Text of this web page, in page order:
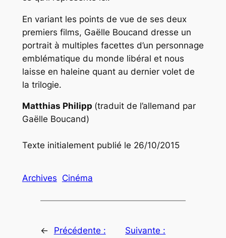
En variant les points de vue de ses deux
premiers films, Gaëlle Boucand dresse un
portrait à multiples facettes d’un personnage
emblématique du monde libéral et nous
laisse en haleine quant au dernier volet de
la trilogie.
Matthias Philipp (traduit de l’allemand par
Gaëlle Boucand)
Texte initialement publié le 26/10/2015
Archives Cinéma
←
Précédente :
Suivante :